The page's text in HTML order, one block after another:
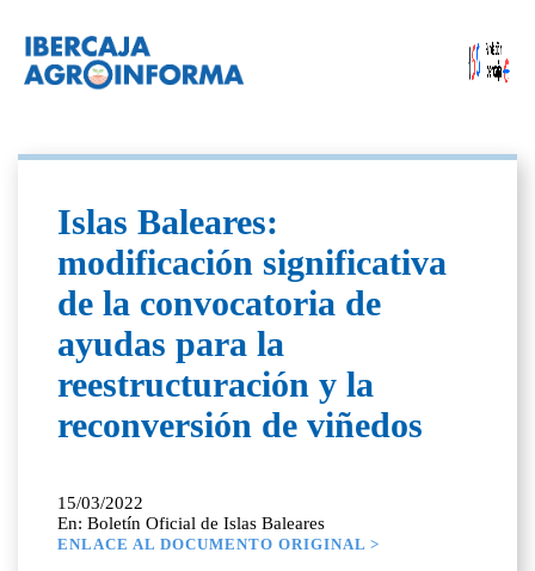
Islas Baleares:
modificación significativa
de la convocatoria de
ayudas para la
reestructuración y la
reconversión de viñedos
15/03/2022
En: Boletín Oficial de Islas Baleares
ENLACE AL DOCUMENTO ORIGINAL >